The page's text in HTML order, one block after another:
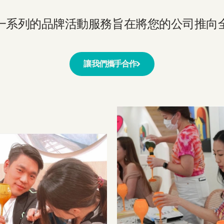
系列的品牌活動服務旨在將您的公司推向
讓我們攜手合作